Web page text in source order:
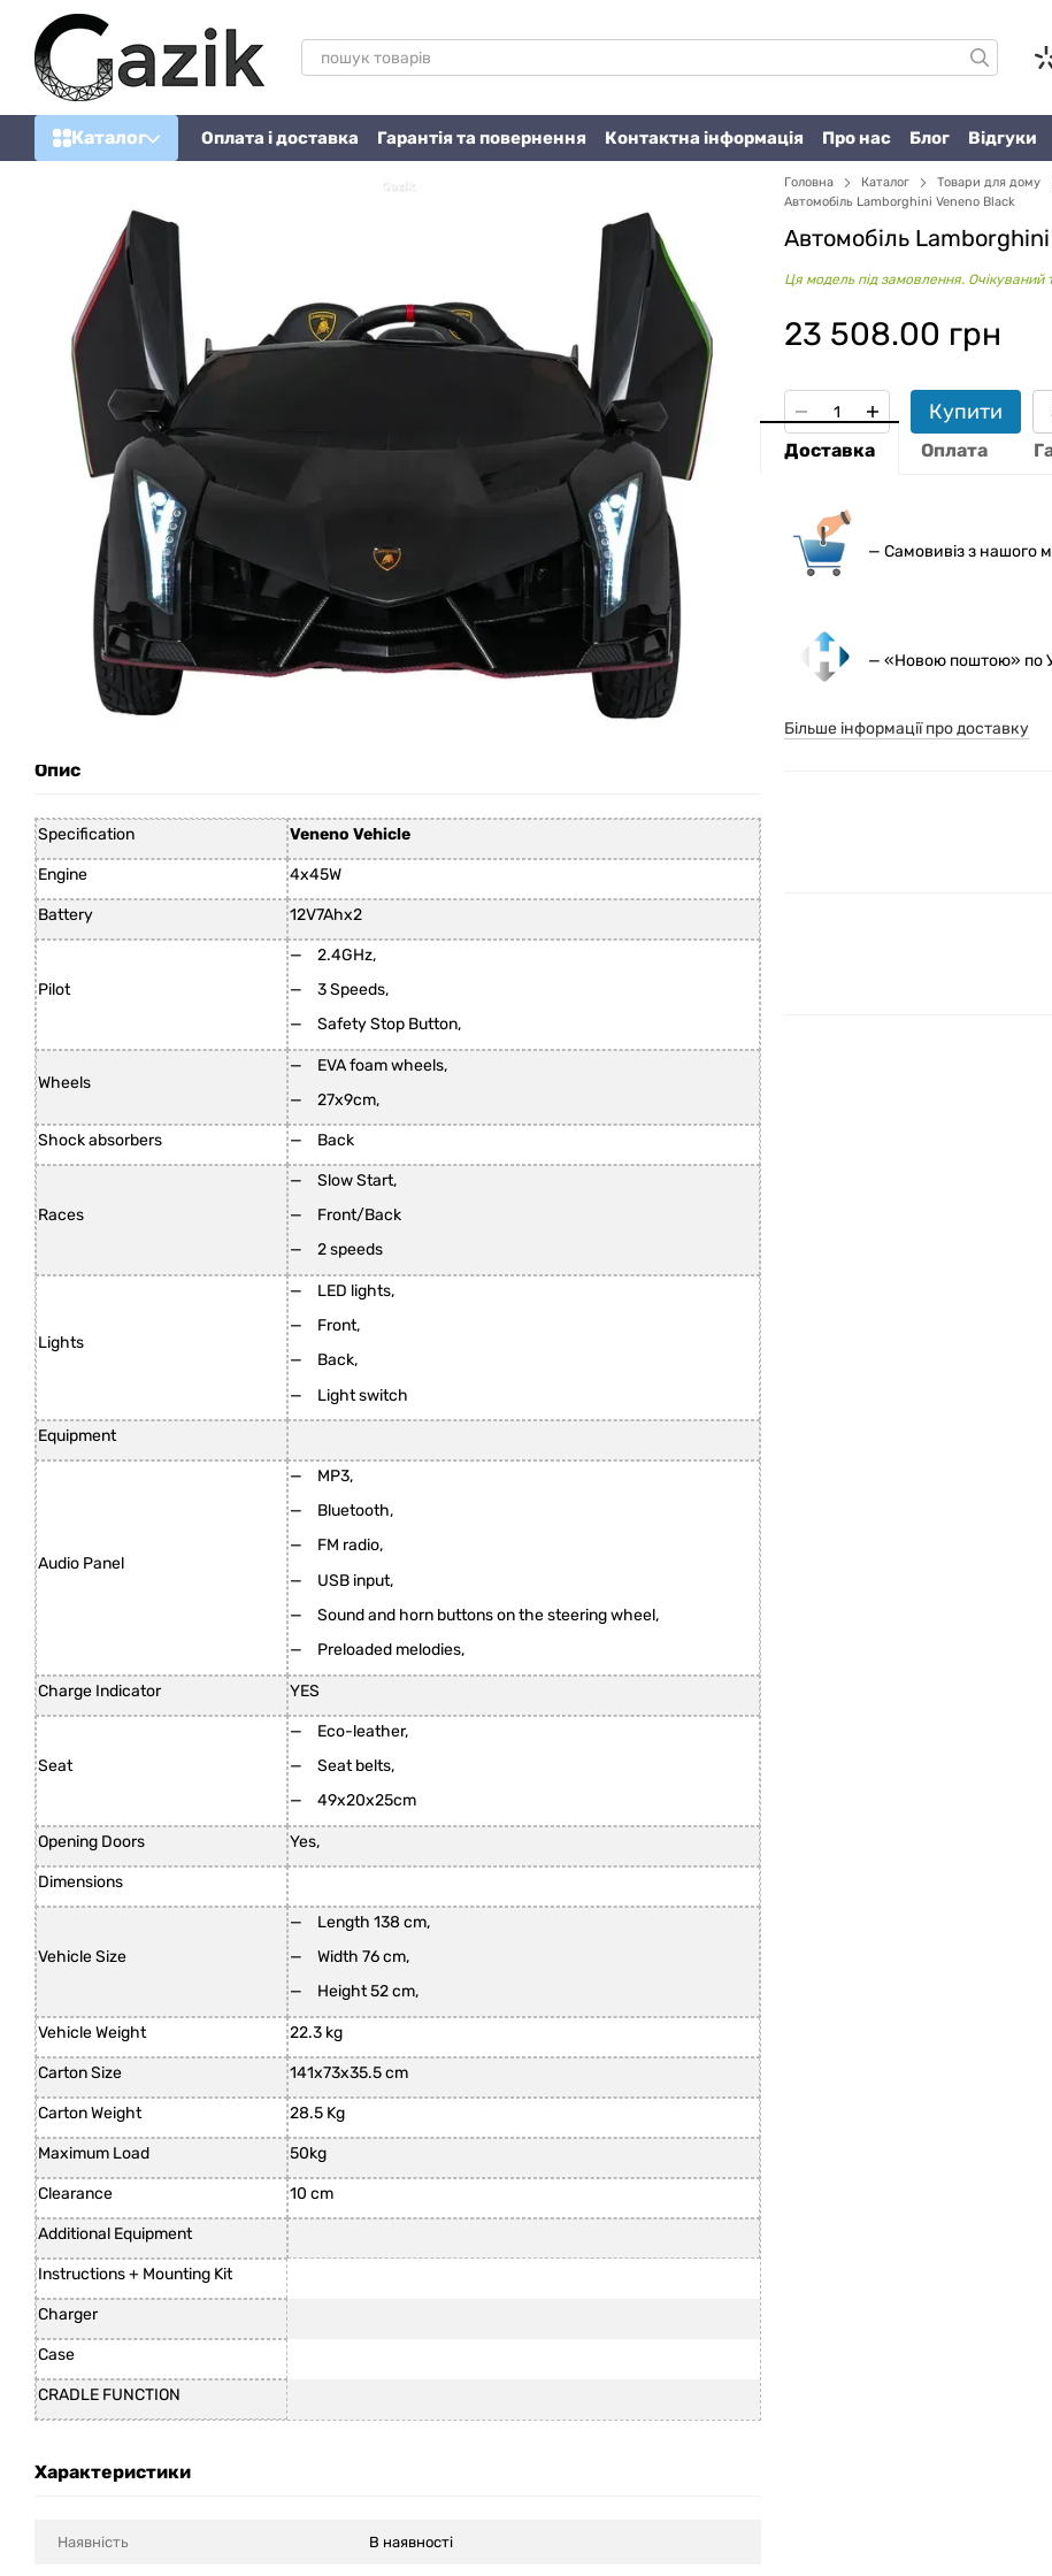
Перейти до основного контенту
Каталог Оплата і доставка Гарантія та повернення Контактна інформація Про нас Блог Відгуки
Опис
Specification Veneno Vehicle
Engine 4x45W
Battery 12V7Ahx2
Pilot
2.4GHz,
3 Speeds,
Safety Stop Button,
Wheels
EVA foam wheels,
27x9cm,
Shock absorbers Back
Races
Slow Start,
Front/Back
2 speeds
Lights
LED lights,
Front,
Back,
Light switch
Equipment
Audio Panel
MP3,
Bluetooth,
FM radio,
USB input,
Sound and horn buttons on the steering wheel,
Preloaded melodies,
Charge Indicator YES
Seat
Eco-leather,
Seat belts,
49x20x25cm
Opening Doors Yes,
Dimensions
Vehicle Size
Length 138 cm,
Width 76 cm,
Height 52 cm,
Vehicle Weight 22.3 kg
Carton Size 141x73x35.5 cm
Carton Weight 28.5 Kg
Maximum Load 50kg
Clearance 10 cm
Additional Equipment
Instructions + Mounting Kit
Charger
Case
CRADLE FUNCTION
Характеристики
Наявність В наявності
Головна Каталог Товари для дому
Автомобіль Lamborghini Veneno Black
Автомобіль
Ця модель під замовлення. Очікуваний
23 508.00 грн
Купити
Доставка Оплата
— Самовивіз з нашого
— «Новою поштою» по
Більше інформації про доставку